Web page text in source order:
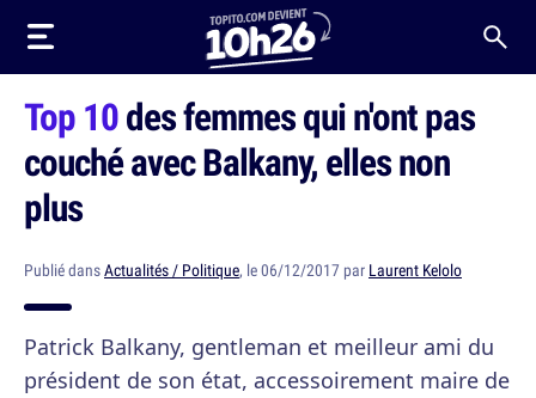
Top 10des femmes qui n'ont pas
couché avec Balkany, elles non
plus
Publié dansActualités / Politique, le 06/12/2017 par Laurent Kelolo
Patrick Balkany, gentleman et meilleur ami du
président de son état, accessoirement maire de